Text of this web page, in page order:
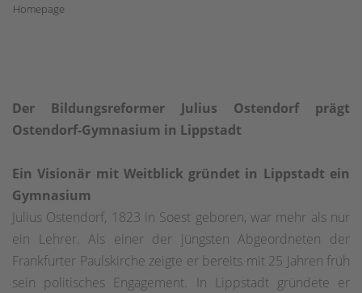
Homepage
Der Bildungsreformer Julius Ostendorf prägt
Ostendorf-Gymnasium in Lippstadt
Ein Visionär mit Weitblick gründet in Lippstadt ein
Gymnasium
Julius Ostendorf, 1823 in Soest geboren, war mehr als nur
ein Lehrer. Als einer der jüngsten Abgeordneten der
Frankfurter Paulskirche zeigte er bereits mit 25 Jahren früh
sein politisches Engagement. In Lippstadt gründete er